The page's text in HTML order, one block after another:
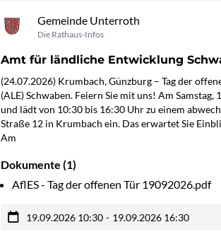
Gemeinde Unterroth
Die Rathaus-Infos
Amt für ländliche Entwicklung
(24.07.2026) Krumbach, Günzburg – Tag der
(ALE) Schwaben. Feiern Sie mit uns! Am
und lädt von 10:30 bis 16:30 Uhr zu einem
Straße 12 in Krumbach ein. Das erwartet Sie
Am
Dokumente (1)
AflES - Tag der offenen Tür 19092026.pdf
19.09.2026 10:30 - 19.09.2026 16:30